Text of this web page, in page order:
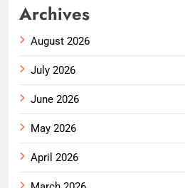
Archives
August 2026
July 2026
June 2026
May 2026
April 2026